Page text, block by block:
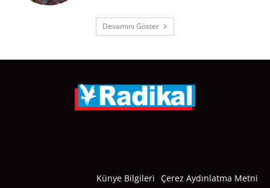
Devamını Göster
Künye Bilgileri Çerez Aydınlatma Metni